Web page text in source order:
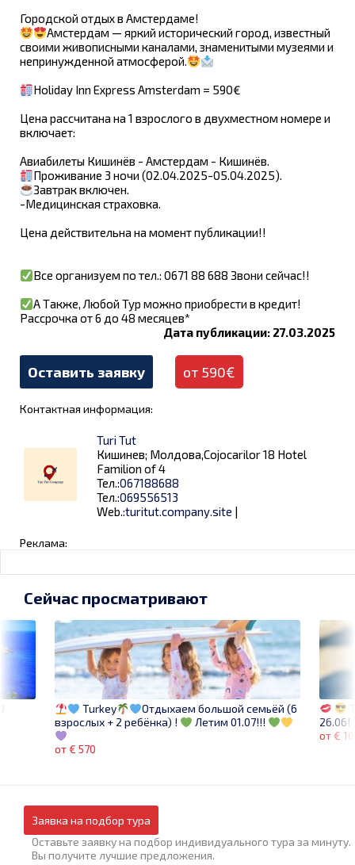
Городской отдых в Амстердаме!
Амстердам — яркий исторический город, известный
своими живописными каналами, знаменитыми музеями и
непринужденной атмосферой.
Holiday Inn Express Amsterdam = 590€
Цена рассчитана на 1 взрослого в двухместном номере и
включает:
Авиабилеты Кишинёв - Амстердам - ​​Кишинёв.
Проживание 3 ночи (02.04.2025-05.04.2025).
Завтрак включен.
-Медицинская страховка.
Цена действительна на момент публикации!!
Все организуем по тел.: 0671 88 688 Звони сейчас!!
А Также, Любой Тур можно приобрести в кредит!
Рассрочка от 6 до 48 месяцев*
Дата публикации: 27.03.2025
Оставить заявку от 590€
Контактная информация:
Turi Tut
Кишинев; Молдова,Cojocarilor 18 Hotel
Familion of 4
Тел.:067188688
Тел.:069556513
Web.:turitut.company.site |
Реклама:
26.06!
от €
Сейчас просматривают
Turkey
Отдыхаем большой семьёй (6
взрослых + 2 ребёнка) !
Летим 01.07!!!
от € 570
Заявка на подбор тура
Оставьте заявку на подбор индивидуального тура за минуту.
Вы получите лучшие предложения.